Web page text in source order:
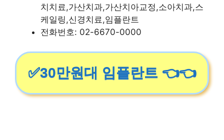
치치료,가산치과,가산치아교정,소아치과,스
케일링,신경치료,임플란트
전화번호: 02-6670-0000
✅30만원대 임플란트 👈👈